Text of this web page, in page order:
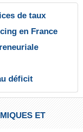
de taux
en France
déficit
ET